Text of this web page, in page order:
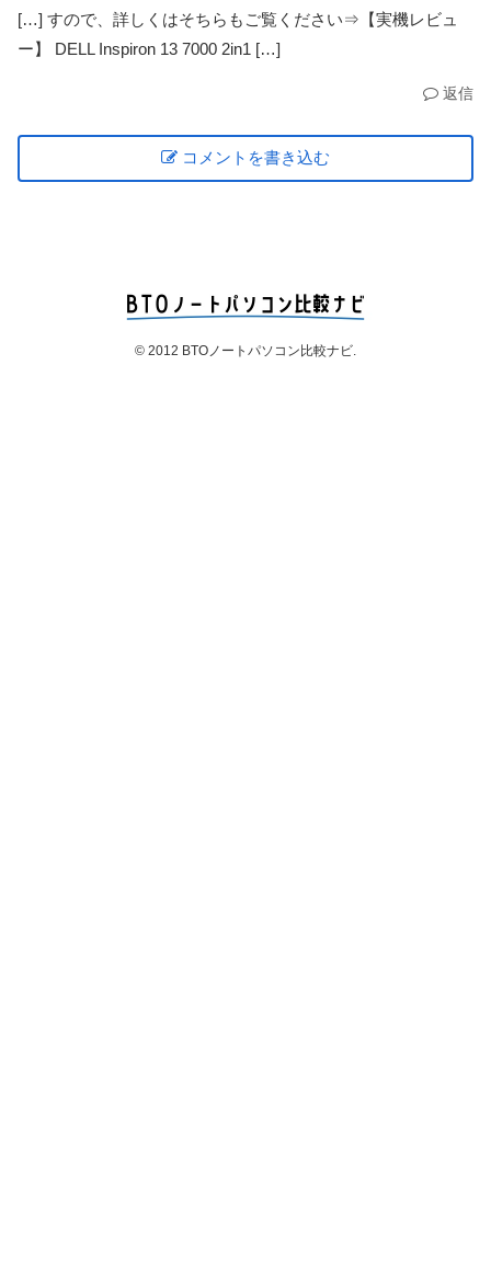
[…] すので、詳しくはそちらもご覧ください⇒【実機レビュ
ー】 DELL Inspiron 13 7000 2in1 […]
返信
コメントを書き込む
© 2012 BTOノートパソコン比較ナビ.